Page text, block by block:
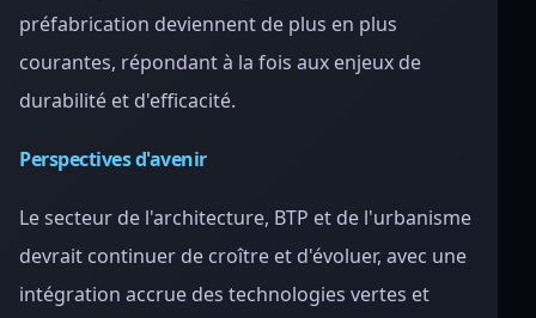
préfabrication deviennent de plus en plus
courantes, répondant à la fois aux enjeux de
durabilité et d'efficacité.
Perspectives d'avenir
Le secteur de l'architecture, BTP et de l'urbanisme
devrait continuer de croître et d'évoluer, avec une
intégration accrue des technologies vertes et